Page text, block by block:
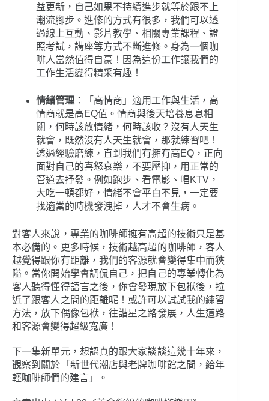
益更新，自己如果不持續進步就等於跟不上
潮流腳步。進修的方式有很多，我們可以透
過線上互動、影片教學、相關專業課程、證
照考試，講座等方式不斷進修。身為一個咖
啡人當然值得自豪！因為這份工作讓我們的
工作生活變得精采有趣！
情緒管理 ：「高情商」適用工作與生活，高
情商就是高EQ值。情商與後天培養息息相
關，何時該放情緒，何時該收？沒有人天生
就會，既然沒有人天生就會，那就練習吧！
透過經驗磨練，直到我們有擁有高EQ，正向
面對自己的喜怒哀樂，不要壓抑，用正常的
管道去抒發。例如跑步、看電影、唱KTV，
大吃一頓都好，情緒不會平白不見，一定要
找適當的時機發洩掉，人才不會生病。
對客人來說，專業的咖啡師擁有高超的技術只是基
本必備的。更多時候，技術越高超的咖啡師，客人
越覺得跟你有距離，我們的客源就會變得集中而狹
隘。當你開始學會調侃自己，把自己的專業轉化為
客人聽得懂得語言之後，你會發現放下包袱後，拉
近了跟客人之間的距離呢！或許可以試試我的練習
方法，放下偶像包袱，往諧星之路發展，人生道路
和客源會變得超級寬廣！
下一集新單元，想認真的跟大家談談這幾十年來，
觀察到關於「新世代潮店與老牌咖啡館之間，給年
輕咖啡師們的建言」。